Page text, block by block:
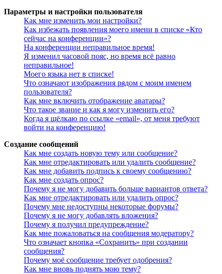
Параметры и настройки пользователя
Как мне изменить мои настройки?
Как избежать появления моего имени в списке «Кто
сейчас на конференции»?
На конференции неправильное время!
Я изменил часовой пояс, но время всё равно
неправильное!
Моего языка нет в списке!
Что означают изображения рядом с моим именем
пользователя?
Как мне включить отображение аватары?
Что такое звание и как я могу изменить его?
Когда я щёлкаю по ссылке «email», от меня требуют
войти на конференцию!
Создание сообщений
Как мне создать новую тему или сообщение?
Как мне отредактировать или удалить сообщение?
Как мне добавить подпись к своему сообщению?
Как мне создать опрос?
Почему я не могу добавить больше вариантов ответа?
Как мне отредактировать или удалить опрос?
Почему мне недоступны некоторые форумы?
Почему я не могу добавлять вложения?
Почему я получил предупреждение?
Как мне пожаловаться на сообщения модератору?
Что означает кнопка «Сохранить» при создании
сообщения?
Почему моё сообщение требует одобрения?
Как мне вновь поднять мою тему?